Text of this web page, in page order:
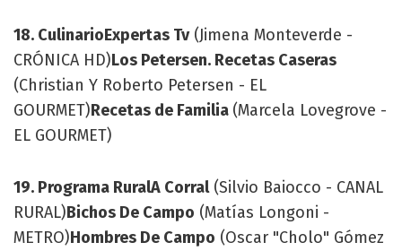
18. CulinarioExpertas Tv(Jimena Monteverde -
CRÓNICA HD)Los Petersen. Recetas Caseras
(Christian Y Roberto Petersen - EL
GOURMET)Recetas de Familia (Marcela Lovegrove -
EL GOURMET)
19. Programa RuralA Corral(Silvio Baiocco - CANAL
RURAL)Bichos De Campo (Matías Longoni -
METRO)Hombres De Campo (Oscar "Cholo" Gómez